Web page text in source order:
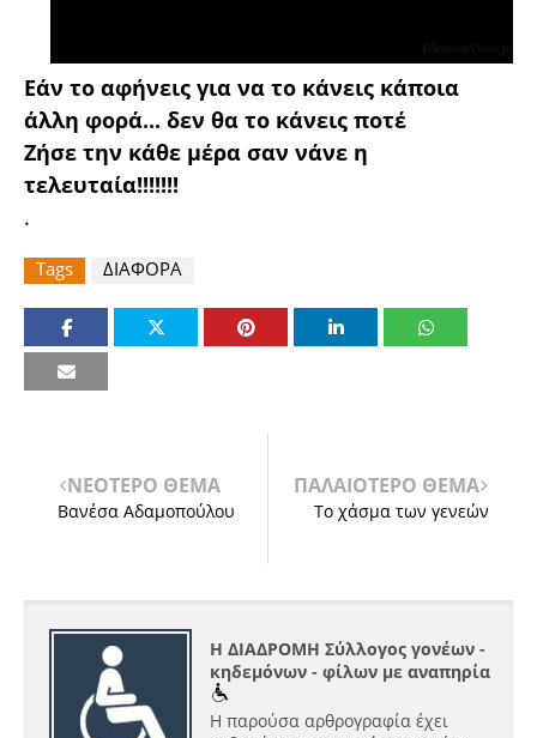
Εάν το αφήνεις για να το κάνεις κάποια
άλλη φορά... δεν θα το κάνεις ποτέ
Ζήσε την κάθε μέρα σαν νάνε η
τελευταία!!!!!!!
.
Tags ΔΙΑΦΟΡΑ
ΝΕΟΤΕΡΟ ΘΕΜΑ
Βανέσα Αδαμοπούλου
ΠΑΛΑΙΟΤΕΡΟ ΘΕΜΑ
Το χάσμα των γενεών
Η ΔΙΑΔΡΟΜΗ Σύλλογος γονέων -
κηδεμόνων - φίλων με αναπηρία
Η παρούσα αρθρογραφία έχει